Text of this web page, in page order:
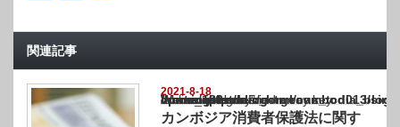
関連記事
2021-8-18
Warning
: Undefined array key "show_category" in
/home/netst/kuno-cpa.co.jp/public_html/cambodia_blog/wp-content/themes/
on line183
カンボジア消費者保護法に関す